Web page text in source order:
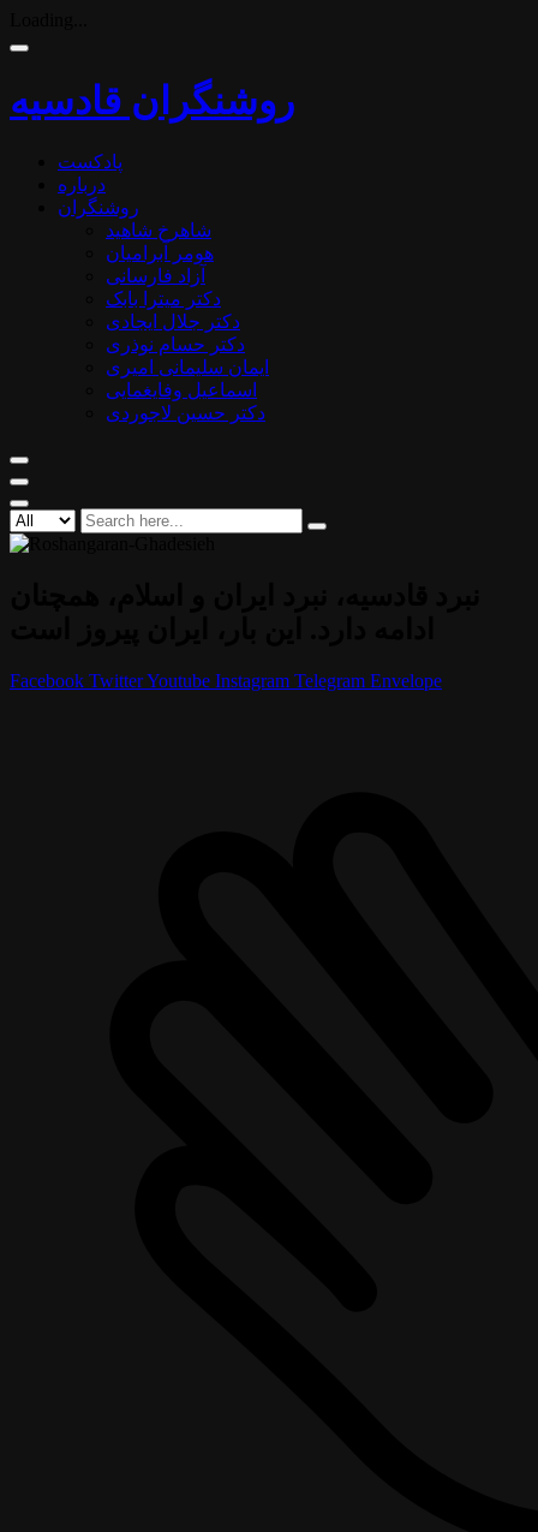
روشنگران قادسیه
پادکست
درباره
روشنگران
شاهرخ شاهید
هومر آبرامیان
آزاد فارسانی
دکتر میترا بابک
دکتر جلال ایجادی
دکتر حسام نوذری
ایمان سلیمانی امیری
اسماعیل وفایغمایی
دکتر حسین لاجوردی
Facebook TwitterYoutube Instagram Telegram Envelope